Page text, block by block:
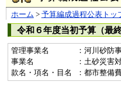
ホーム > 予算編成過程公表トッ
令和６年度当初予算（最
管理事業名
：河川砂防
事業名
：土砂災害
款名・項名・目名
：都市整